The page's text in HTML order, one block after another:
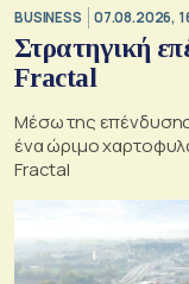
BUSINESS 07.08.2026,
Στρατηγική
Fractal
Μέσω της
ένα ώριμο
Fractal